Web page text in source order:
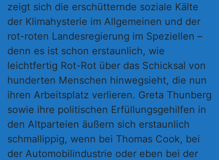
zeigt sich die erschütternde soziale Kälte
der Klimahysterie im Allgemeinen und der
rot-roten Landesregierung im Speziellen –
denn es ist schon erstaunlich, wie
leichtfertig Rot-Rot über das Schicksal von
hunderten Menschen hinwegsieht, die nun
ihren Arbeitsplatz verlieren. Greta Thunberg
sowie ihre politischen Erfüllungsgehilfen in
den Altparteien äußern sich erstaunlich
schmallippig, wenn bei Thomas Cook, bei
der Automobilindustrie oder eben bei der